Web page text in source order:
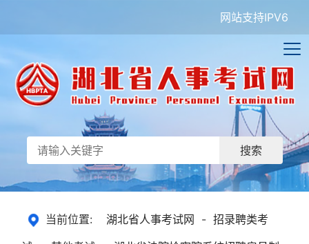
网站支持IPV6
搜索
当前位置: 湖北省人事考试网 - 招录聘类考